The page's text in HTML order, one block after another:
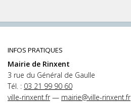
INFOS PRATIQUES
Mairie de Rinxent
3 rue du Général de Gaulle
Tél. : 03 21 99 90 60
ville-rinxent.fr— mairie@ville-rinxent.fr